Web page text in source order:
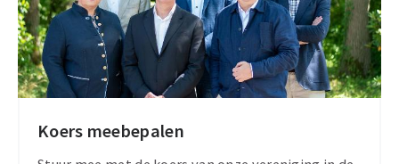
Koers meebepalen
Formele
structuur